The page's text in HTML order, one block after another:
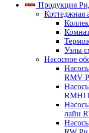
Продукция
Коттеджная
Узлы
Насосное
RMV
RMHI
лайн